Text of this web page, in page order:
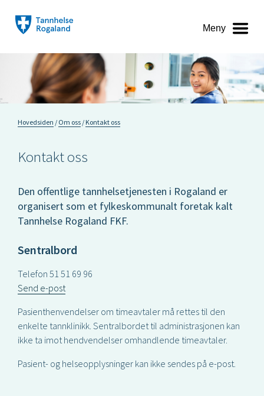
Meny
Hovedsiden Om oss Kontakt oss
Kontakt oss
Den offentlige tannhelsetjenesten i Rogaland er
organisert som et fylkeskommunalt foretak kalt
Tannhelse Rogaland FKF.
Sentralbord
Telefon 51 51 69 96
Send e-post
Pasienthenvendelser om timeavtaler må rettes til den
enkelte tannklinikk. Sentralbordet til administrasjonen kan
ikke ta imot hendvendelser omhandlende timeavtaler.
Pasient- og helseopplysninger kan ikke sendes på e-post.